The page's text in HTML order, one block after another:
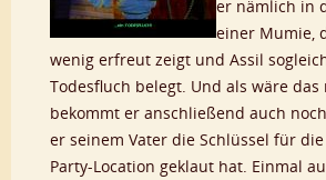
er nämlich in
einer Mumie,
wenig erfreut zeigt und Assil
Todesfluch belegt. Und als wäre
bekommt er anschließend auch
er seinem Vater die Schlüssel für
Party-Location geklaut hat. Einmal